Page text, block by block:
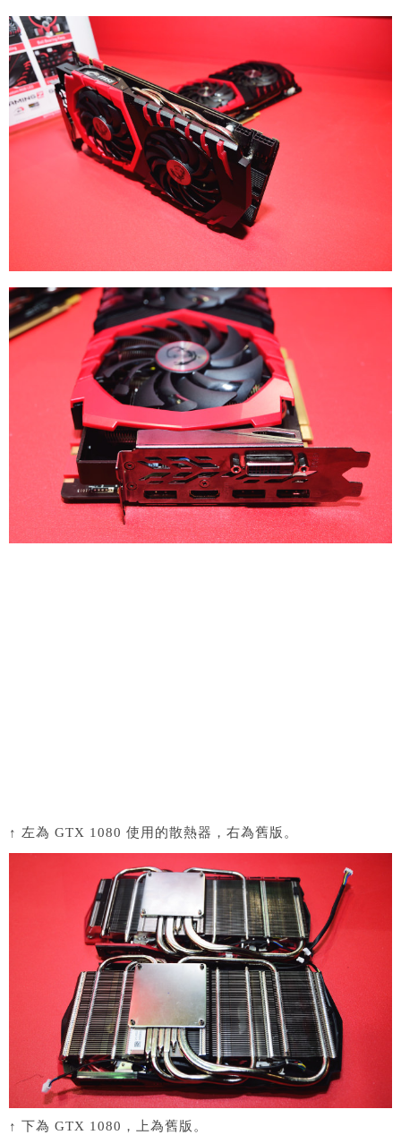
↑ 左為 GTX 1080 使用的散熱器，右為舊版。
↑ 下為 GTX 1080，上為舊版。